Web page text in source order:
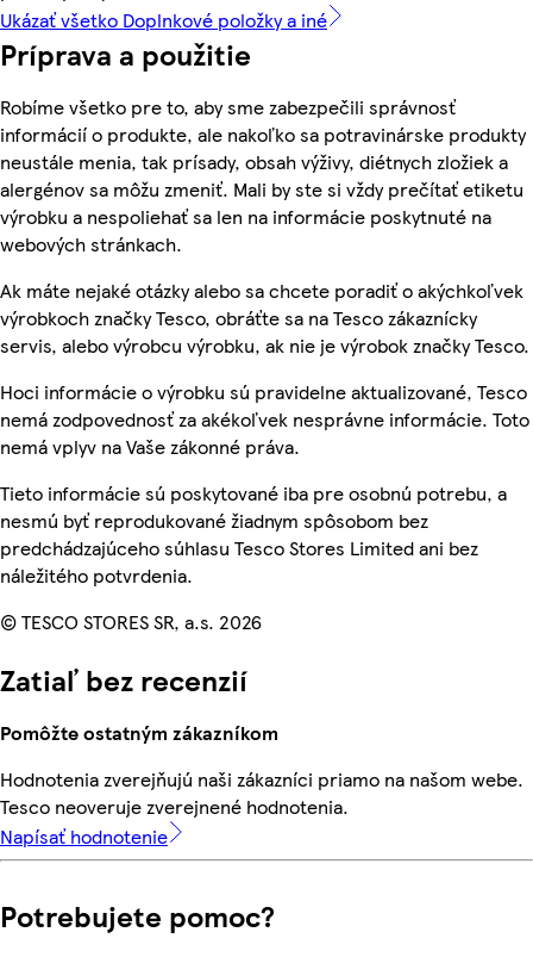
Ukázať všetko Doplnkové položky a iné
Príprava a použitie
Robíme všetko pre to, aby sme zabezpečili správnosť
informácií o produkte, ale nakoľko sa potravinárske produkty
neustále menia, tak prísady, obsah výživy, diétnych zložiek a
alergénov sa môžu zmeniť. Mali by ste si vždy prečítať etiketu
výrobku a nespoliehať sa len na informácie poskytnuté na
webových stránkach.
Ak máte nejaké otázky alebo sa chcete poradiť o akýchkoľvek
výrobkoch značky Tesco, obráťte sa na Tesco zákaznícky
servis, alebo výrobcu výrobku, ak nie je výrobok značky Tesco.
Hoci informácie o výrobku sú pravidelne aktualizované, Tesco
nemá zodpovednosť za akékoľvek nesprávne informácie. Toto
nemá vplyv na Vaše zákonné práva.
Tieto informácie sú poskytované iba pre osobnú potrebu, a
nesmú byť reprodukované žiadnym spôsobom bez
predchádzajúceho súhlasu Tesco Stores Limited ani bez
náležitého potvrdenia.
© TESCO STORES SR, a.s. 2026
Zatiaľ bez recenzií
Pomôžte ostatným zákazníkom
Hodnotenia zverejňujú naši zákazníci priamo na našom webe.
Tesco neoveruje zverejnené hodnotenia.
Napísať hodnotenie
Potrebujete pomoc?